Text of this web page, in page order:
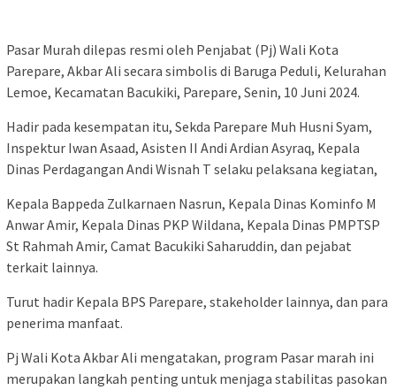
Pasar Murah dilepas resmi oleh Penjabat (Pj) Wali Kota
Parepare, Akbar Ali secara simbolis di Baruga Peduli, Kelurahan
Lemoe, Kecamatan Bacukiki, Parepare, Senin, 10 Juni 2024.
Hadir pada kesempatan itu, Sekda Parepare Muh Husni Syam,
Inspektur Iwan Asaad, Asisten II Andi Ardian Asyraq, Kepala
Dinas Perdagangan Andi Wisnah T selaku pelaksana kegiatan,
Kepala Bappeda Zulkarnaen Nasrun, Kepala Dinas Kominfo M
Anwar Amir, Kepala Dinas PKP Wildana, Kepala Dinas PMPTSP
St Rahmah Amir, Camat Bacukiki Saharuddin, dan pejabat
terkait lainnya.
Turut hadir Kepala BPS Parepare, stakeholder lainnya, dan para
penerima manfaat.
Pj Wali Kota Akbar Ali mengatakan, program Pasar marah ini
merupakan langkah penting untuk menjaga stabilitas pasokan